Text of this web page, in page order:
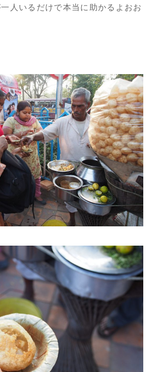
人いるだけで本当に助かるよおお